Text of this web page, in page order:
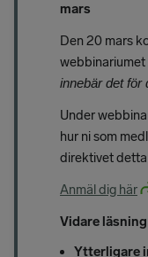
mars
Den 20 mars
webbinariumet
innebär det för
Under
hur ni som
direktivet detta
Anmäl dig här
Vidare
Ytterligare